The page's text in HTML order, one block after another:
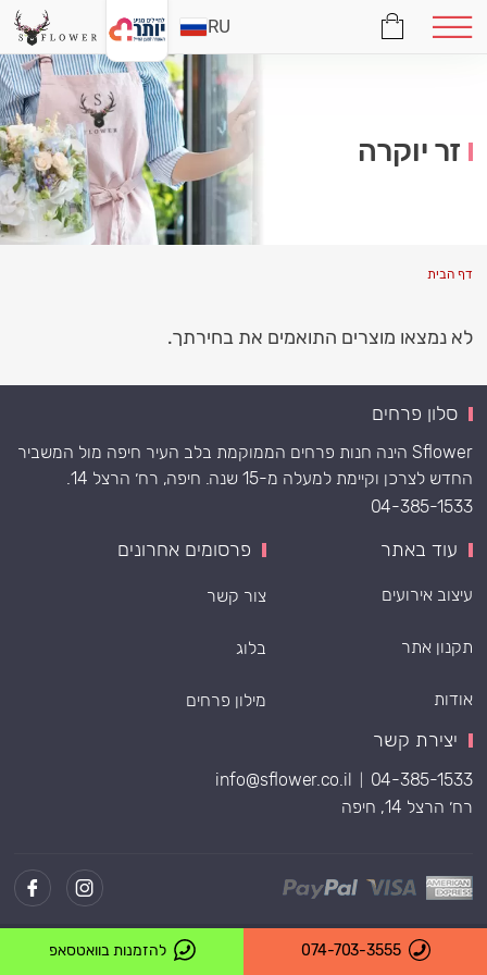
זר יוקרה
דף הבית
לא נמצאו מוצרים התואמים את בחירתך.
סלון פרחים
Sflower הינה חנות פרחים הממוקמת בלב העיר חיפה מול המשביר
החדש לצרכן וקיימת למעלה מ-15 שנה. חיפה, רח׳ הרצל 14.
04-385-1533
עוד באתר
עיצוב אירועים
תקנון אתר
אודות
פרסומים אחרונים
צור קשר
בלוג
מילון פרחים
יצירת קשר
04-385-1533
info@sflower.co.il
רח׳ הרצל 14, חיפה
RU
Powered by
074-703-3555 להזמנות בוואטסאפ